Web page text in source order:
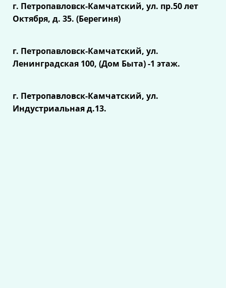
г. Петропавловск-Камчатский, ул. пр.50 лет
Октября, д. 35. (Берегиня)
г. Петропавловск-Камчатский, ул.
Ленинградская 100, (Дом Быта) -1 этаж.
г. Петропавловск-Камчатский, ул.
Индустриальная д.13.